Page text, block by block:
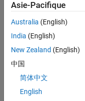
Asie-Pacifique
Australia (English)
India (English)
New Zealand (English)
中国
简体中文
English